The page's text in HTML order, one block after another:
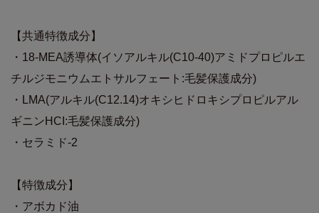
【共通特徴成分】
・18-MEA誘導体(イソアルキル(C10-40)アミドプロピルエ
チルジモニウムエトサルフェート:毛髪保護成分)
・LMA(アルキル(C12.14)オキシヒドロキシプロピルアル
ギニンHCI:毛髪保護成分)
・セラミド-2
【特徴成分】
・アボカド油